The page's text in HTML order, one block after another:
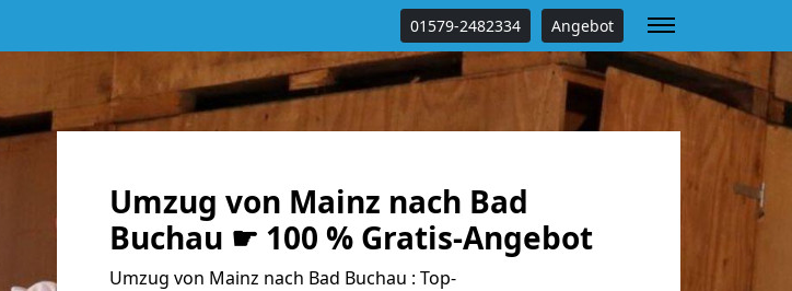
01579-2482334 Angebot
Umzug von Mainz nach Bad
Buchau ☛ 100 % Gratis-Angebot
Umzug von Mainz nach Bad Buchau : Top-